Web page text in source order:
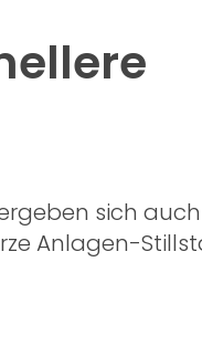
sich
Anlagen-